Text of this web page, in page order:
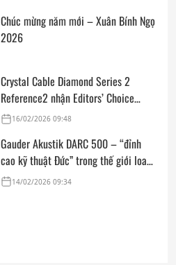
Chúc mừng năm mới – Xuân Bính Ngọ
2026
Crystal Cable Diamond Series 2
Reference2 nhận Editors’ Choice
Award: Dedicated Audio 2026 từ The
16/02/2026 09:48
Gauder Akustik DARC 500 – “đỉnh
cao kỹ thuật Đức” trong thế giới loa
hi-end tham chiếu
14/02/2026 09:34